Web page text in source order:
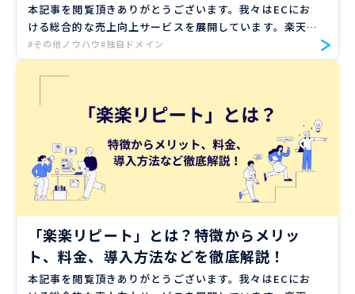
本記事を閲覧頂きありがとうございます。我々はECにお
ける総合的な売上向上サービスを展開しています。楽天、
Amazon、Yahoo!ショッピングの大手ECモールや自社サ
イトのご支援実績のもと、EC売上向上のノウハウをお届
け […]
#その他ノウハウ#独自ドメイン
「楽楽リピート」とは？特徴からメリッ
ト、料金、導入方法などを徹底解説！
本記事を閲覧頂きありがとうございます。我々はECにお